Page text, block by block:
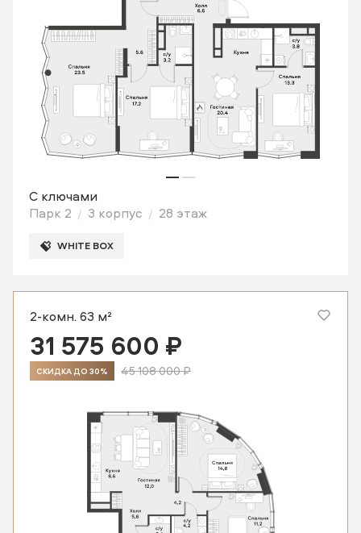
С ключами
Парк 2
3 корпус 28 этаж
WHITE BOX
2-комн. 63 м²
31 575 600 ₽
СКИДКА ДО 30% 45 108 000 ₽